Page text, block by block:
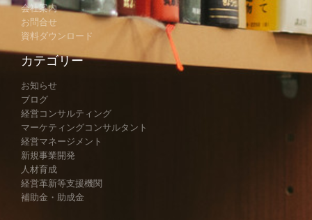
会社案内
お問合せ
資料ダウンロード
カテゴリー
お知らせ
ブログ
経営コンサルティング
マーケティングコンサルタント
経営マネージメント
新規事業開発
人材育成
経営革新等支援機関
補助金・助成金